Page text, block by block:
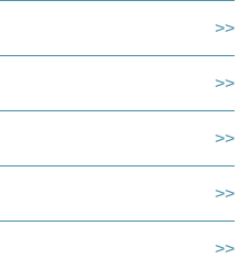
>>
>>
>>
>>
>>